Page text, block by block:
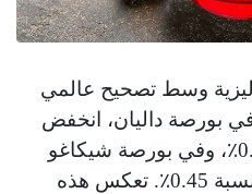
وسط تصحيح عالمي
في بورصة داليان، انخفض
سعر زيت الصويا بنسبة 0.36٪، وفي بورصة شيكاغو
التجارية (CBOT) انخفض بنسبة 0.45٪. تعكس هذه